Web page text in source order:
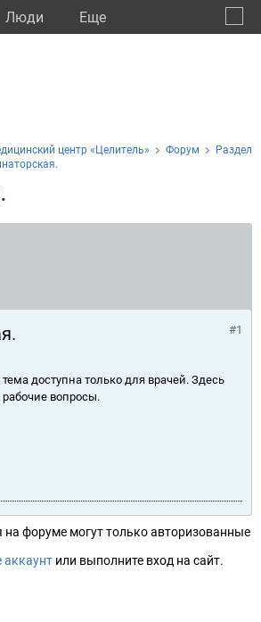
Люди Eще
центр «Целитель» Форум
Раздел
#1
доступна только для врачей. Здесь
вопросы.
форуме могут только авторизованные
аккаунт или выполните вход на сайт.